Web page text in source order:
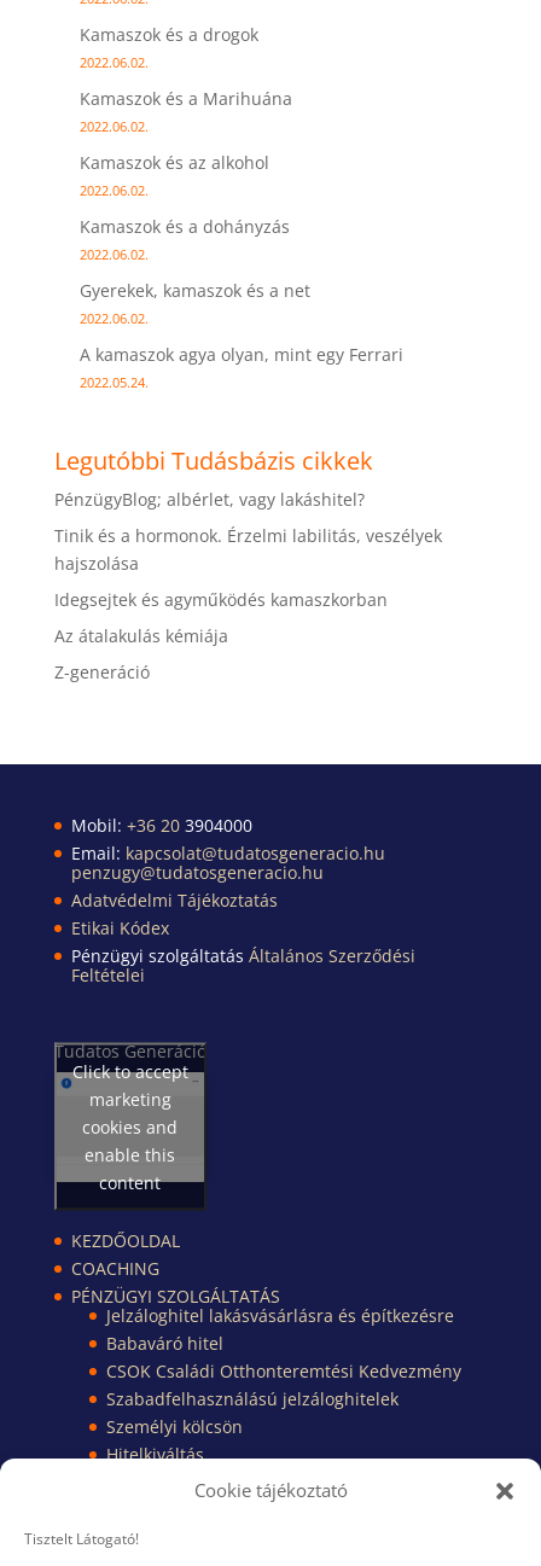
Cookie tájékoztató
Tisztelt Látogató!
Kamaszok és a drogok
2022.06.02.
Kamaszok és a Marihuána
2022.06.02.
Kamaszok és az alkohol
2022.06.02.
Kamaszok és a dohányzás
2022.06.02.
Gyerekek, kamaszok és a net
2022.06.02.
A kamaszok agya olyan, mint egy Ferrari
2022.05.24.
Legutóbbi Tudásbázis cikkek
PénzügyBlog; albérlet, vagy lakáshitel?
Tinik és a hormonok. Érzelmi labilitás, veszélyek
hajszolása
Idegsejtek és agyműködés kamaszkorban
Az átalakulás kémiája
Z-generáció
Mobil: +36 20 3904000
Email: kapcsolat@tudatosgeneracio.hu
penzugy@tudatosgeneracio.hu
Adatvédelmi Tájékoztatás
Etikai Kódex
Pénzügyi szolgáltatás Általános Szerződési
Feltételei
Tudatos Generáció
Click to accept
marketing
cookies and
enable this
content
KEZDŐOLDAL
COACHING
PÉNZÜGYI SZOLGÁLTATÁS
Jelzáloghitel lakásvásárlásra és építkezésre
Babaváró hitel
CSOK Családi Otthonteremtési Kedvezmény
Szabadfelhasználású jelzáloghitelek
Személyi kölcsön
Hitelkiváltás
Pénzügyi Kisokos
Pénzügyi dokumentumok
TUDÁSBÁZIS